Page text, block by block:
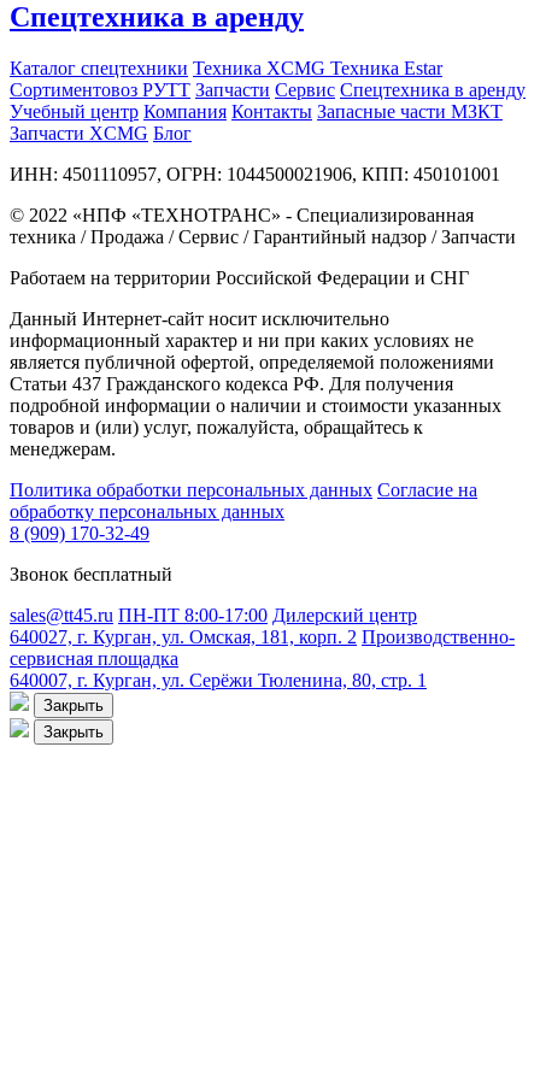
Спецтехника в аренду
Каталог спецтехники Техника XCMG Техника Estar
Сортиментовоз РУТТ Запчасти Сервис Спецтехника в аренду
Учебный центр Компания Контакты Запасные части МЗКТ
Запчасти XCMG Блог
ИНН: 4501110957, ОГРН: 1044500021906, КПП: 450101001
© 2022 «НПФ «ТЕХНОТРАНС» - Специализированная
техника / Продажа / Сервис / Гарантийный надзор / Запчасти
Работаем на территории Российской Федерации и СНГ
Данный Интернет-сайт носит исключительно
информационный характер и ни при каких условиях не
является публичной офертой, определяемой положениями
Статьи 437 Гражданского кодекса РФ. Для получения
подробной информации о наличии и стоимости указанных
товаров и (или) услуг, пожалуйста, обращайтесь к
менеджерам.
Политика обработки персональных данных Согласие на
обработку персональных данных
8 (909) 170-32-49
Звонок бесплатный
sales@tt45.ru ПН-ПТ 8:00-17:00 Дилерский центр
640027, г. Курган, ул. Омская, 181, корп. 2 Производственно-
сервисная площадка
640007, г. Курган, ул. Серёжи Тюленина, 80, стр. 1
Закрыть
Закрыть